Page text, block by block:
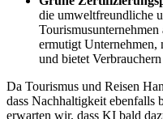
die umweltfreundliche
ermutigt Unternehmen,
und bietet
Da Tourismus und Reisen
dass Nachhaltigkeit ebenfalls
erwarten wir, dass KI bald